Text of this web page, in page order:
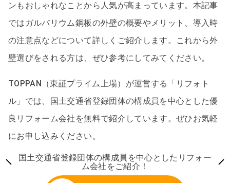
ンもおしゃれなことから人気が高まっています。本記事
ではガルバリウム鋼板の外壁の概要やメリット、導入時
の注意点などについて詳しくご紹介します。これから外
壁選びをされる方は、ぜひ参考にしてみてください。
TOPPAN（東証プライム上場）が運営する「リフォト
ル」では、国土交通省登録団体の構成員を中心とした優
良リフォーム会社を無料で紹介しています。ぜひお気軽
にお申し込みください。
国土交通省登録団体の構成員を中心としたリフォー
ム会社をご紹介！